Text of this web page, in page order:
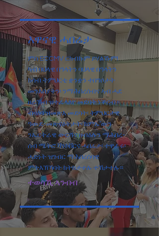
እዋናዊ ሓበሬታ
ምስ ECCMV ርክብኩም ይሃልኹም!
ካብ ባህላዊ በዓላትን ባህላዊ በዓላትን
ክሳብ ትምህርቲ ቋንቋን ተበግሶታት
መንእሰያትን፡ ንማሕበረሰብና ኣብ ሓደ
ዘራኽብ ዝተፈላለየ መደባት ነቕርብ።
ብዛዕባ ዝመጽእ መደባት፡ ትምህርታዊ
ዓውደ-መጽናዕትታት፡ ከምኡ’ውን
ንኤርትራዊ ውርሻና ዘብዕሉን ማሕበረ-
ሰብ ሜትሮ ቫንኮቨርና ሓበሬታ፡ ተዋፊሩ፡
ሓድነት ዝገብር ማሕበረሰባዊ
ምትእኽኻባት ክትከታተሉ ተኸታተሉ።
ተወሳኺ ኣንብብ